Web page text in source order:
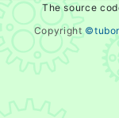
The source
Copyright